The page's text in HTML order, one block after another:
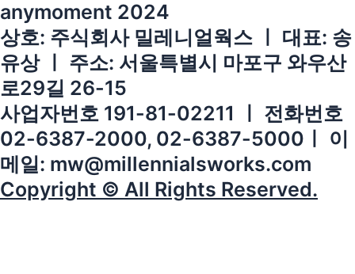
anymoment 2024
상호: 주식회사 밀레니얼웍스 ㅣ 대표: 송
유상 ㅣ 주소: 서울특별시 마포구 와우산
로29길 26-15
사업자번호 191-81-02211 ㅣ 전화번호
02-6387-2000, 02-6387-5000ㅣ 이
메일: mw@millennialsworks.com
Copyright © All Rights Reserved.